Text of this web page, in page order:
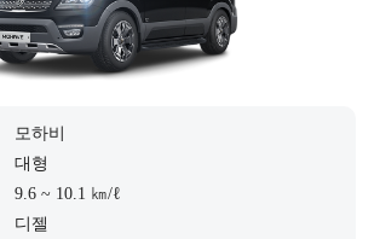
모하비
대형
9.6 ~ 10.1 ㎞/ℓ
디젤